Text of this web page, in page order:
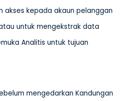
akses kepada akaun pelanggan
untuk mengekstrak data
Analitis untuk tujuan
mengedarkan Kandungan